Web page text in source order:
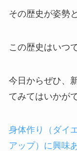
その歴史が姿勢
この歴史はいつ
今日からぜひ、
てみてはいかが
身体作り（ダイ
アップ）に興味